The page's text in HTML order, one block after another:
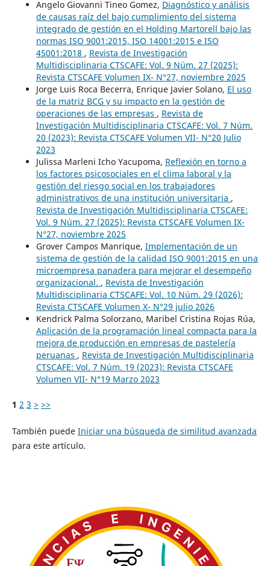
Angelo Giovanni Tineo Gomez, Diagnóstico y análisis
de causas raíz del bajo cumplimiento del sistema
integrado de gestión en el Holding Martorell bajo las
normas ISO 9001:2015, ISO 14001:2015 e ISO
45001:2018 , Revista de Investigación
Multidisciplinaria CTSCAFE: Vol. 9 Núm. 27 (2025):
Revista CTSCAFE Volumen IX- N°27, noviembre 2025
Jorge Luis Roca Becerra, Enrique Javier Solano, El uso
de la matriz BCG y su impacto en la gestión de
operaciones de las empresas , Revista de
Investigación Multidisciplinaria CTSCAFE: Vol. 7 Núm.
20 (2023): Revista CTSCAFE Volumen VII- N°20 Julio
2023
Julissa Marleni Icho Yacupoma, Reflexión en torno a
los factores psicosociales en el clima laboral y la
gestión del riesgo social en los trabajadores
administrativos de una institución universitaria ,
Revista de Investigación Multidisciplinaria CTSCAFE:
Vol. 9 Núm. 27 (2025): Revista CTSCAFE Volumen IX-
N°27, noviembre 2025
Grover Campos Manrique, Implementación de un
sistema de gestión de la calidad ISO 9001:2015 en una
microempresa panadera para mejorar el desempeño
organizacional. , Revista de Investigación
Multidisciplinaria CTSCAFE: Vol. 10 Núm. 29 (2026):
Revista CTSCAFE Volumen X- N°29 julio 2026
Kendrick Palma Solorzano, Maribel Cristina Rojas Rúa,
Aplicación de la programación lineal compacta para la
mejora de producción en empresas de pastelería
peruanas , Revista de Investigación Multidisciplinaria
CTSCAFE: Vol. 7 Núm. 19 (2023): Revista CTSCAFE
Volumen VII- N°19 Marzo 2023
1 2 3 > >>
También puede Iniciar una búsqueda de similitud avanzada
para este artículo.